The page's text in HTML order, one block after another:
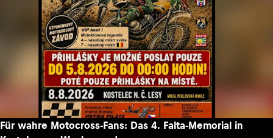
Für wahre Motocross-Fans: Das 4. Falta-Memorial in